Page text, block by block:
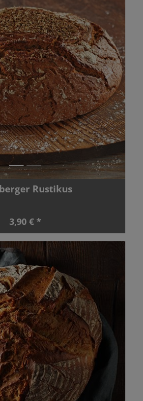
Vor
Rustikus
3,90 € *